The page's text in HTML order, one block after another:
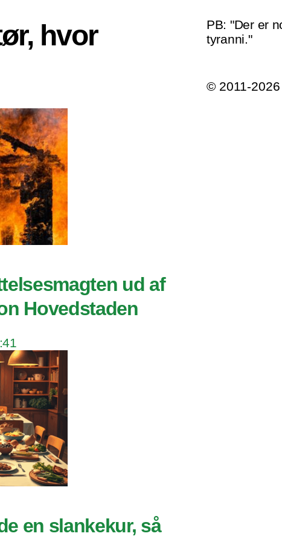
hvor
ud af
Hovedstaden
en slankekur, så
PB: "Der er
tyranni."
© 2011-